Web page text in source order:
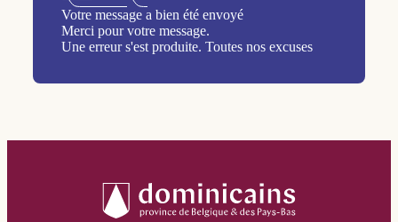
Votre message a bien été envoyé
Merci pour votre message.
Une erreur s'est produite. Toutes nos excuses